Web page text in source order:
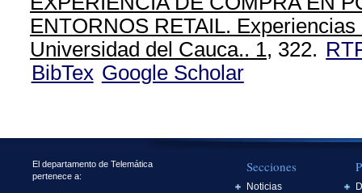
ENTORNOS RETAIL.
Universidad del Cauca.. 1, 322.
BibTex Google Scholar
El departamento de Telemática
pertenece a:
Secciones
Noticias